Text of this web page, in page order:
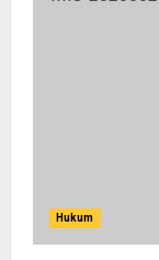
Hukum